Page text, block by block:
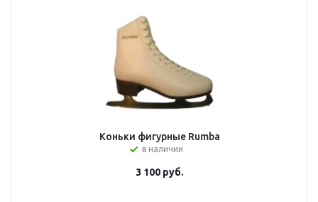
Коньки фигурные Rumba
в наличии
3 100руб.